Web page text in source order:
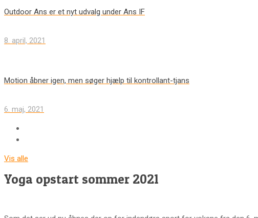
Outdoor Ans er et nyt udvalg under Ans IF
8. april, 2021
Motion åbner igen, men søger hjælp til kontrollant-tjans
6. maj, 2021
Vis alle
Yoga opstart sommer 2021